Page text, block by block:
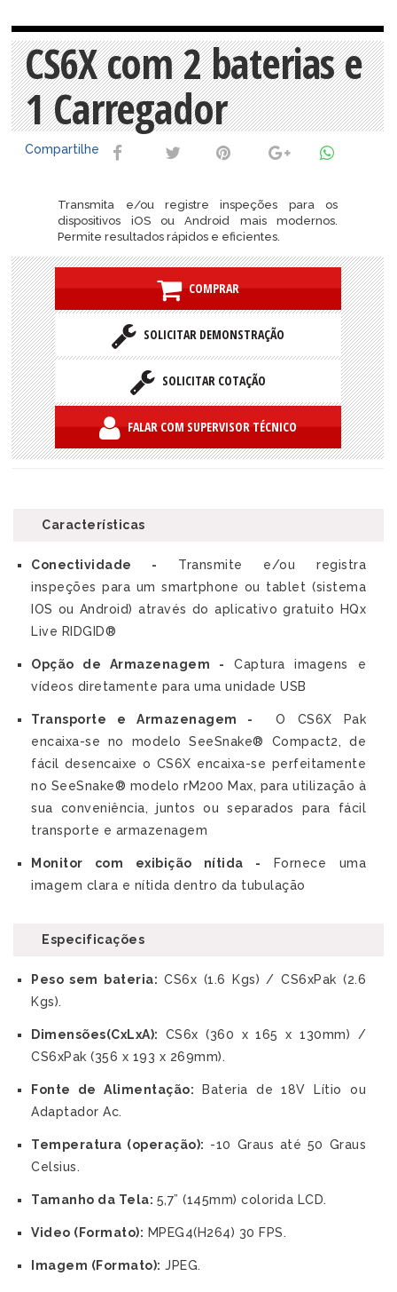
CS6X com 2 baterias e
1 Carregador
Compartilhe
Transmita e/ou registre inspeções para os
dispositivos iOS ou Android mais modernos.
Permite resultados rápidos e eficientes.
COMPRAR
SOLICITAR DEMONSTRAÇÃO
SOLICITAR COTAÇÃO
FALAR COM SUPERVISOR TÉCNICO
Características
Conectividade -
Transmite e/ou registra
inspeções para um smartphone ou tablet (sistema
IOS ou Android) através do aplicativo gratuito HQx
Live RIDGID®
Opção de Armazenagem - Captura imagens e
vídeos diretamente para uma unidade USB
Transporte e Armazenagem -
O CS6X Pak
encaixa-se no modelo SeeSnake® Compact2, de
fácil desencaixe o CS6X encaixa-se perfeitamente
no SeeSnake® modelo rM200 Max, para utilização à
sua conveniência, juntos ou separados para fácil
transporte e armazenagem
Monitor com exibição nítida - Fornece uma
imagem clara e nítida dentro da tubulação
Especificações
Peso sem bateria: CS6x (1.6 Kgs) / CS6xPak (2.6
Kgs).
Dimensões(CxLxA): CS6x (360 x 165 x 130mm) /
CS6xPak (356 x 193 x 269mm).
Fonte de Alimentação: Bateria de 18V Lítio ou
Adaptador Ac.
Temperatura (operação): -10 Graus até 50 Graus
Celsius.
Tamanho da Tela: 5,7” (145mm) colorida LCD.
Video (Formato): MPEG4(H264) 30 FPS.
Imagem (Formato): JPEG.